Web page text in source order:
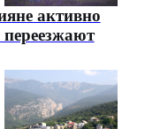
активно